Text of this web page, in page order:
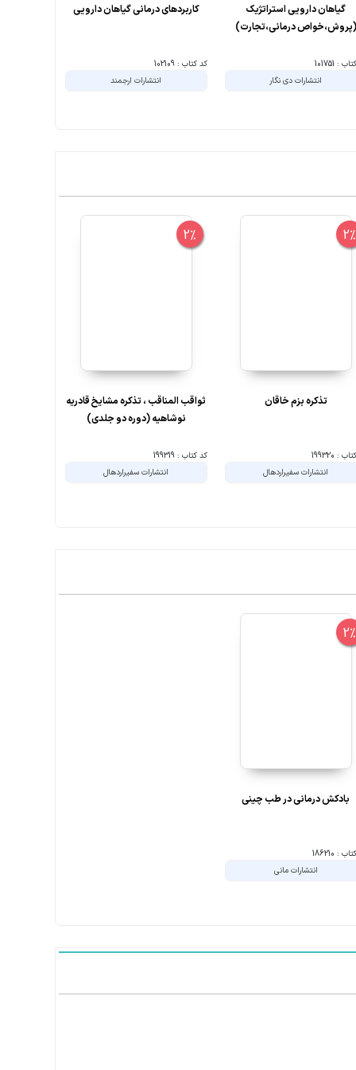
گیاهان دارویی استراتژیک
(پروش،خواص درمانی،تجارت)
: 101751
انتشارات دی نگار
کاربردهای درمانی گیاهان دارویی
کد کتاب : 102109
انتشارات ارجمند
2%
تذکره بزم خاقان
: 199320
انتشارات سفیراردهال
2%
ثواقب المناقب ، تذکره مشایخ قادریه
نوشاهیه (دوره دو جلدی)
کد کتاب : 199319
انتشارات سفیراردهال
2%
بادکش درمانی در طب چینی
: 186210
انتشارات مانی